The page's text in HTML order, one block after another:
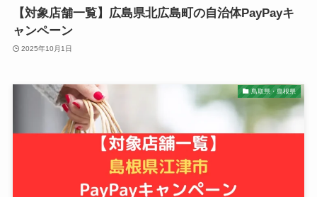
【対象店舗一覧】広島県北広島町の自治体PayPayキ
ャンペーン
2025年10月1日
鳥取県・島根県